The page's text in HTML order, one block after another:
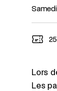
Samedi
Lors
Les